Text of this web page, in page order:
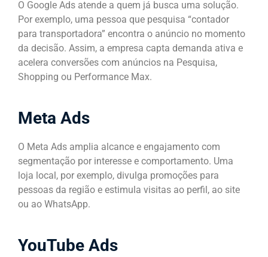
O Google Ads atende a quem já busca uma solução.
Por exemplo, uma pessoa que pesquisa “contador
para transportadora” encontra o anúncio no momento
da decisão. Assim, a empresa capta demanda ativa e
acelera conversões com anúncios na Pesquisa,
Shopping ou Performance Max.
Meta Ads
O Meta Ads amplia alcance e engajamento com
segmentação por interesse e comportamento. Uma
loja local, por exemplo, divulga promoções para
pessoas da região e estimula visitas ao perfil, ao site
ou ao WhatsApp.
YouTube Ads